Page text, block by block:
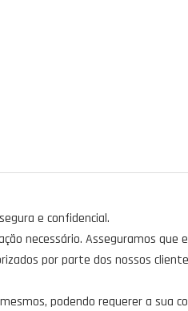
e confidencial.
necessário. Asseguramos que
por parte dos nossos
podendo requerer a sua